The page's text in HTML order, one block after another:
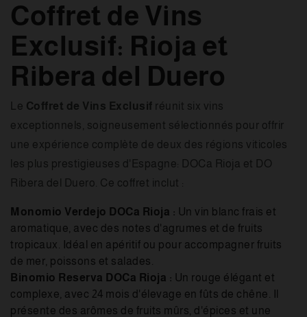
Coffret de Vins
Exclusif: Rioja et
Ribera del Duero
Le Coffret de Vins Exclusif réunit six vins
exceptionnels, soigneusement sélectionnés pour offrir
une expérience complète de deux des régions viticoles
les plus prestigieuses d'Espagne: DOCa Rioja et DO
Ribera del Duero. Ce coffret inclut :
Monomio Verdejo DOCa Rioja : Un vin blanc frais et
aromatique, avec des notes d'agrumes et de fruits
tropicaux. Idéal en apéritif ou pour accompagner fruits
de mer, poissons et salades.
Binomio Reserva DOCa Rioja : Un rouge élégant et
complexe, avec 24 mois d'élevage en fûts de chêne. Il
présente des arômes de fruits mûrs, d'épices et une